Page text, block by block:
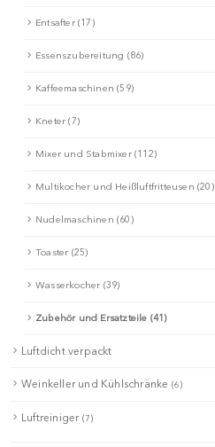
Entsafter (17)
Essenszubereitung (86)
Kaffeemaschinen (59)
Kneter (7)
Mixer und Stabmixer (112)
Multikocher und Heißluftfritteusen (20)
Nudelmaschinen (60)
Toaster (25)
Wasserkocher (39)
Zubehör und Ersatzteile (41)
Luftdicht verpackt
Weinkeller und Kühlschränke (6)
Luftreiniger (7)